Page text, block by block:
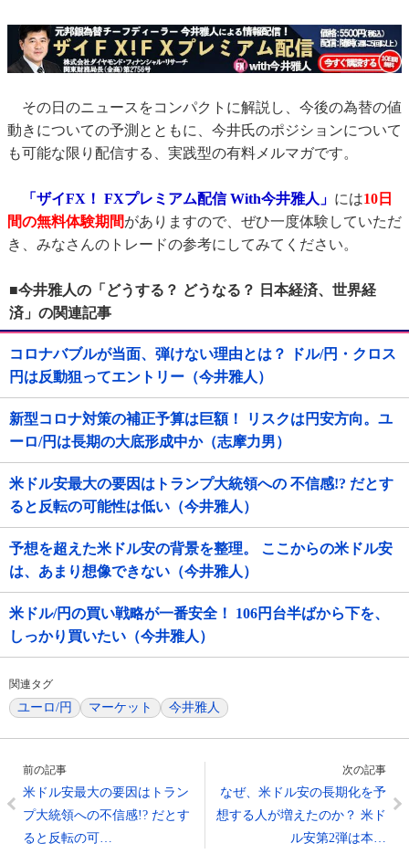
その日のニュースをコンパクトに解説し、今後の為替の値
動きについての予測とともに、今井氏のポジションについて
も可能な限り配信する、実践型の有料メルマガです。
「ザイFX！ FXプレミアム配信 With今井雅人」 には10日
間の無料体験期間がありますので、ぜひ一度体験していただ
き、みなさんのトレードの参考にしてみてください。
■今井雅人の「どうする？ どうなる？ 日本経済、世界経
済」の関連記事
コロナバブルが当面、弾けない理由とは？ ドル/円・クロス
円は反動狙ってエントリー（今井雅人）
新型コロナ対策の補正予算は巨額！ リスクは円安方向。ユ
ーロ/円は長期の大底形成中か（志摩力男）
米ドル安最大の要因はトランプ大統領への 不信感!? だとす
ると反転の可能性は低い（今井雅人）
予想を超えた米ドル安の背景を整理。 ここからの米ドル安
は、あまり想像できない（今井雅人）
米ドル/円の買い戦略が一番安全！ 106円台半ばから下を、
しっかり買いたい（今井雅人）
関連タグ
ユーロ/円 マーケット 今井雅人
前の記事
米ドル安最大の要因はトラン
プ大統領への不信感!? だとす
ると反転の可…
次の記事
なぜ、米ドル安の長期化を予
想する人が増えたのか？ 米ド
ル安第2弾は本…